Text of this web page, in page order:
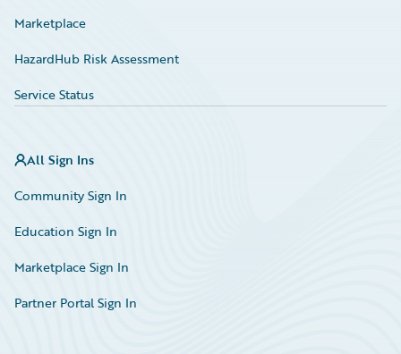
Marketplace
HazardHub Risk Assessment
Service Status
All Sign Ins
Community Sign In
Education Sign In
Marketplace Sign In
Partner Portal Sign In